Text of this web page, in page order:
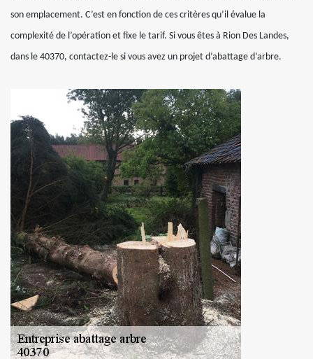
son emplacement. C’est en fonction de ces critères qu’il évalue la
complexité de l’opération et fixe le tarif. Si vous êtes à Rion Des Landes,
dans le 40370, contactez-le si vous avez un projet d’abattage d’arbre.